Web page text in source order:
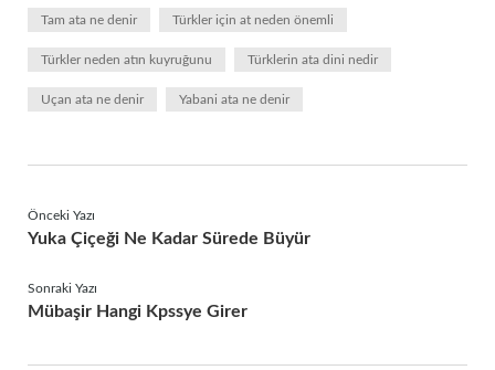
Tam ata ne denir Türkler için at neden önemli
Türkler neden atın kuyruğunu Türklerin ata dini nedir
Uçan ata ne denir Yabani ata ne denir
Önceki Yazı
Yuka Çiçeği Ne Kadar Sürede Büyür
Sonraki Yazı
Mübaşir Hangi Kpssye Girer